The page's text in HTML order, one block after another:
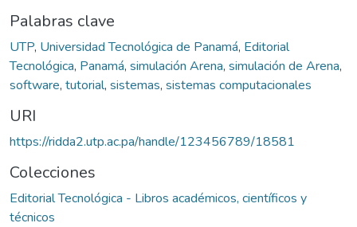
Palabras clave
UTP, Universidad Tecnológica de Panamá, Editorial
Tecnológica, Panamá, simulación Arena, simulación de Arena,
software, tutorial, sistemas, sistemas computacionales
URI
https://ridda2.utp.ac.pa/handle/123456789/18581
Colecciones
Editorial Tecnológica - Libros académicos, científicos y
técnicos